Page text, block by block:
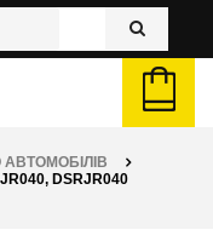
DSRJR040